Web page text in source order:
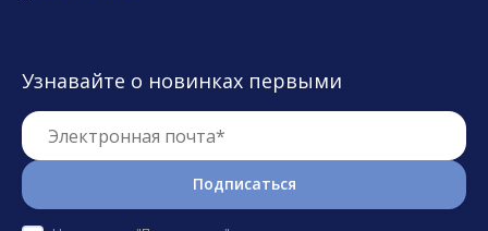
Узнавайте о новинках первыми
Электронная почта*
Подписаться